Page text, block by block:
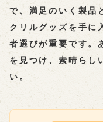
で、満足のいく製品
クリルグッズを手に
者選びが重要です。
を見つけ、素晴らし
い。